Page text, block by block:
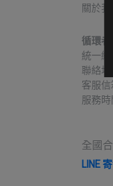
關於我們
循環者
統一編
聯絡地
客服
服務
全國
LINE